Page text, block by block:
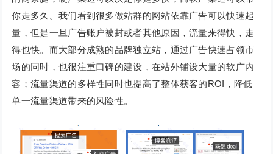
你走多久。我们看到很多做站群的网站依靠广告可以快速起
量，但是一旦广告账户被封或者其他原因，流量来得快，走
得也快。而大部分成熟的品牌独立站，通过广告快速占领市
场的同时，也很注重口碑的建设，在站外铺设大量的软广内
容；流量渠道的多样性同时也提高了整体获客的ROI，降低
单一流量渠道带来的风险性。